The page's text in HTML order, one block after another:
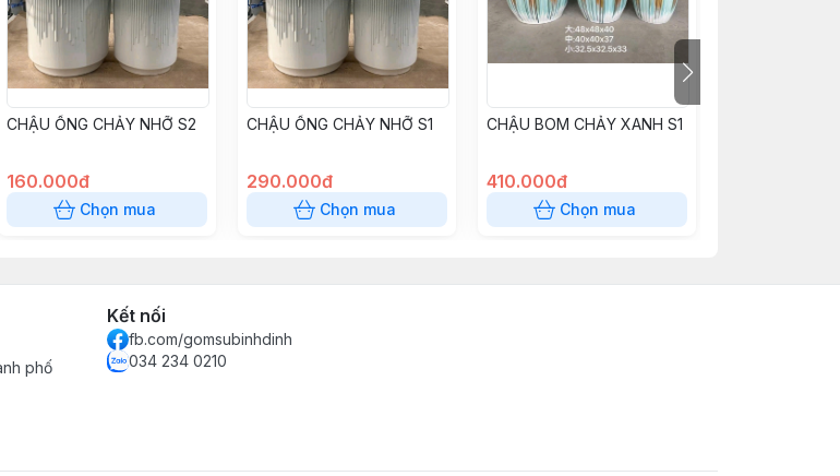
CHẬU ỐNG CHẢY NHỠ S2
160.000đ
Chọn mua
CHẬU ỐNG CHẢY NHỠ S1
290.000đ
Chọn mua
CHẬU BOM CHẢY XANH S1
410.000đ
Chọn mua
phố
Kết nối
fb.com/gomsubinhdinh
034 234 0210